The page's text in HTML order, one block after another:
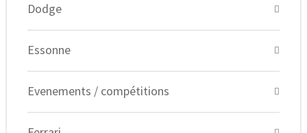
Dodge
Essonne
Evenements / compétitions